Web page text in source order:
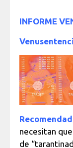
INFORME
necesitan
de